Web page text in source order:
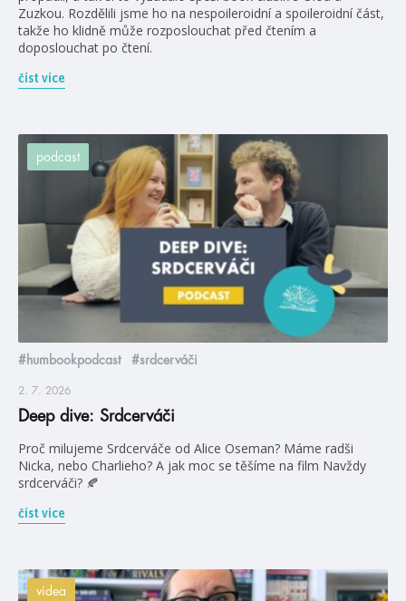
Zuzkou. Rozdělili jsme ho na nespoileroidní a spoileroidní část,
takže ho klidně může rozposlouchat před čtením a
doposlouchat po čtení.
číst více
podcast
#humbookpodcast #srdcerváči
2. 7. 2026
Deep dive: Srdcerváči
Proč milujeme Srdcerváče od Alice Oseman? Máme radši
Nicka, nebo Charlieho? A jak moc se těšíme na film Navždy
srdcerváči? 🍂
číst více
videa